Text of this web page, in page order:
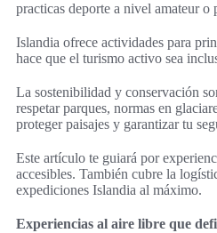
practicas deporte a nivel amateur o
Islandia ofrece actividades para
hace que el turismo activo sea
La sostenibilidad y conservación
respetar parques, normas en
proteger paisajes y garantizar tu
Este artículo te guiará por
accesibles. También cubre la
expediciones Islandia al máximo.
Experiencias al aire libre que